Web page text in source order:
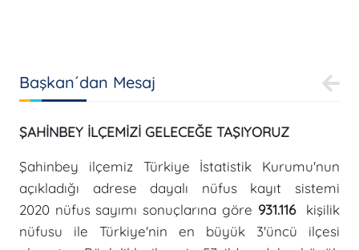
Başkan´dan Mesaj
ŞAHİNBEY İLÇEMİZİ GELECEĞE TAŞIYORUZ
Şahinbey ilçemiz Türkiye İstatistik Kurumu'nun
açıkladığı adrese dayalı nüfus kayıt sistemi
2020 nüfus sayımı sonuçlarına göre 931.116 kişilik
nüfusu ile Türkiye'nin en büyük 3'üncü ilçesi